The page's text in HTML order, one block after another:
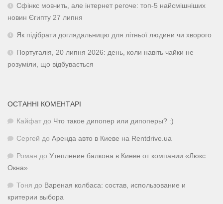
Сфінкс мовчить, але інтернет регоче: топ-5 найсмішніших
новин Єгипту 27 липня
Як підібрати доглядальницю для літньої людини чи хворого
Португалія, 20 липня 2026: день, коли навіть чайки не
розуміли, що відбувається
ОСТАННІ КОМЕНТАРІ
Кайфат до Что такое дипопер или дипоперы? :)
Сергей до Аренда авто в Киеве на Rentdrive.ua
Роман до Утепление балкона в Киеве от компании «Люкс
Окна»
Тоня до Вареная колбаса: состав, использование и
критерии выбора